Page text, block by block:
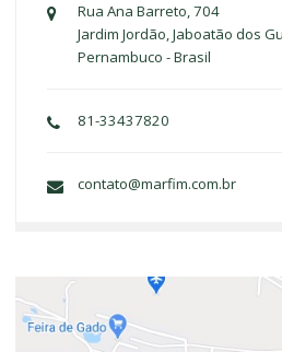
Rua Ana Barreto, 704
Jardim Jordão, Jaboatão dos
Pernambuco - Brasil
81-33437820
contato@marfim.com.br